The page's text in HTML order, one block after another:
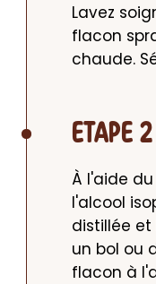
Lavez
flacon
chaude.
ETAPE 2
À l'aide
l'alcool
distillée
un bol ou
flacon à